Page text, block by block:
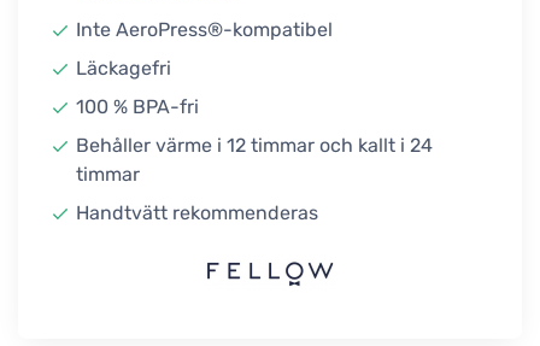
I lager
Sand Dune
41,90 €
Fellow Carter Move Mug 355 ml, Peri
Twinkle
I lager
Inte AeroPress®-kompatibel
Läckagefri
100 % BPA-fri
Behåller värme i 12 timmar och kallt i 24
timmar
Handtvätt rekommenderas